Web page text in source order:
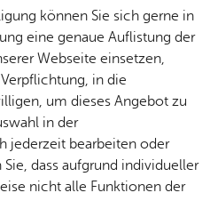
&
Bauen
& Um­
welt
Geo­
da­ten
& 3D-
Stadt­
Ge­
sund­
heit &
kum
Ärzte &
Apo­
Vor­le­sen
des Berufschulzentrums
mit je ca. 405 m²
Schulsport ist in dieser
die unterschiedlichsten
können Sie sich gerne in
eine genaue Auflistung der
Webseite einsetzen,
in die
um dieses Angebot zu
in der
jederzeit bearbeiten oder
dass aufgrund individueller
nicht alle Funktionen der